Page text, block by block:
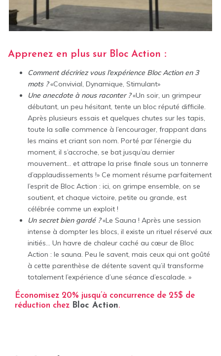
Apprenez en plus sur Bloc Action :
Comment décririez vous l’expérience Bloc Action en 3
mots ?«Convivial, Dynamique, Stimulant»
Une anecdote à nous raconter ?«Un soir, un grimpeur
débutant, un peu hésitant, tente un bloc réputé difficile.
Après plusieurs essais et quelques chutes sur les tapis,
toute la salle commence à l’encourager, frappant dans
les mains et criant son nom. Porté par l’énergie du
moment, il s’accroche, se bat jusqu’au dernier
mouvement… et attrape la prise finale sous un tonnerre
d’applaudissements !» Ce moment résume parfaitement
l’esprit de Bloc Action : ici, on grimpe ensemble, on se
soutient, et chaque victoire, petite ou grande, est
célébrée comme un exploit !
Un secret bien gardé ?«Le Sauna ! Après une session
intense à dompter les blocs, il existe un rituel réservé aux
initiés… Un havre de chaleur caché au cœur de Bloc
Action : le sauna. Peu le savent, mais ceux qui ont goûté
à cette parenthèse de détente savent qu’il transforme
totalement l’expérience d’une séance d’escalade. »
Économisez 20% jusqu’à concurrence de 25$ de
réduction chez Bloc Action.